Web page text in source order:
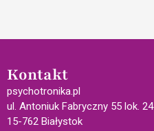
Kontakt
psychotronika.pl
ul. Antoniuk Fabryczny 55 lok. 24
15-762 Białystok